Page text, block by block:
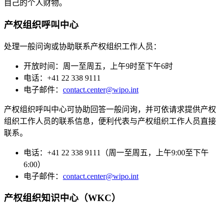
自己的个人财物。
产权组织呼叫中心
处理一般问询或协助联系产权组织工作人员：
开放时间：周一至周五，上午9时至下午6时
电话：+41 22 338 9111
电子邮件： contact.center@wipo.int
产权组织呼叫中心可协助回答一般问询，并可依请求提供产权
组织工作人员的联系信息，便利代表与产权组织工作人员直接
联系。
电话：+41 22 338 9111（周一至周五，上午9:00至下午
6:00）
电子邮件： contact.center@wipo.int
产权组织知识中心（WKC）